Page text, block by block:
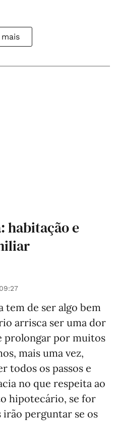
mais
habitação e
tem de ser algo bem
arrisca ser uma dor
prolongar por muitos
mais uma vez,
todos os passos e
no que respeita ao
hipotecário, se for
irão perguntar se os